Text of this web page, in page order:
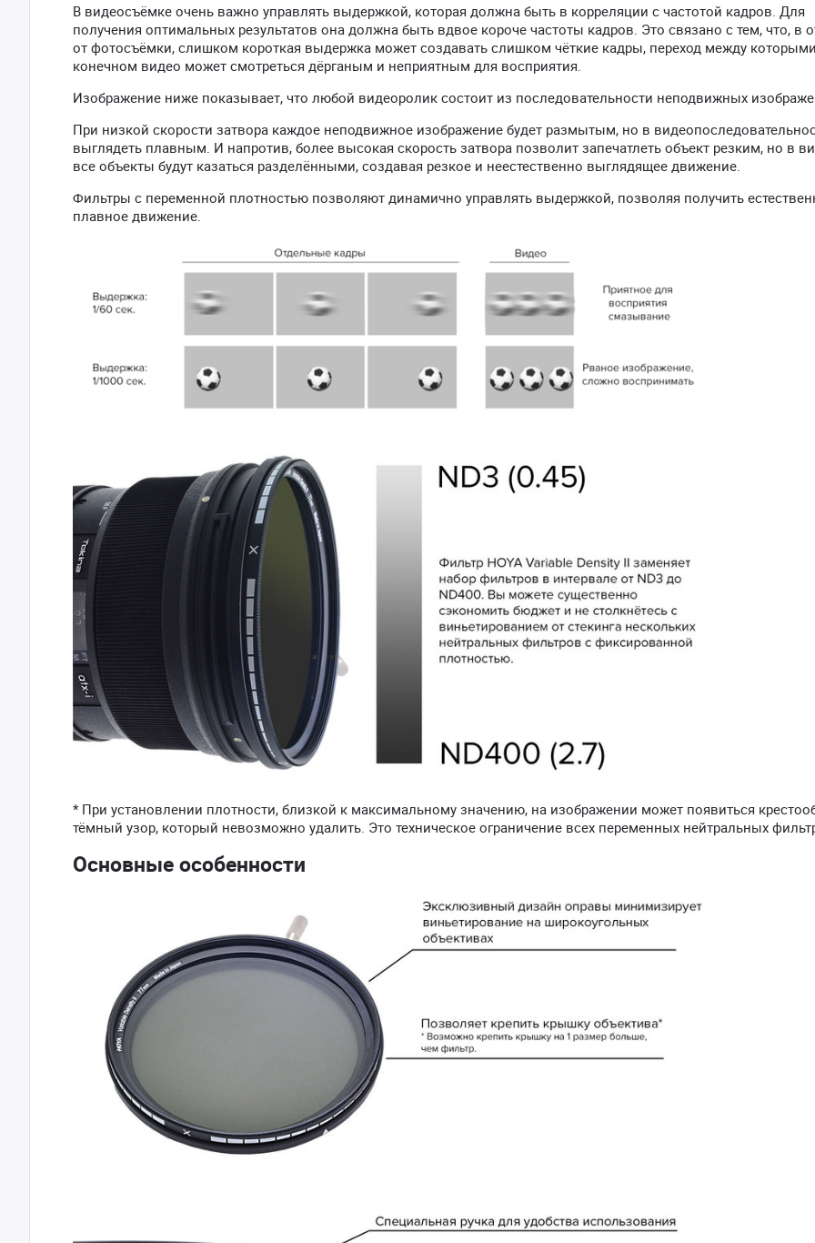
В видеосъёмке очень важно управлять выдержкой, которая должна быть в корреляции с частотой кадров. Для
получения оптимальных результатов она должна быть вдвое короче частоты кадров. Это связано с тем, что, в
от фотосъёмки, слишком короткая выдержка может создавать слишком чёткие кадры, переход между
конечном видео может смотреться дёрганым и неприятным для восприятия.
Изображение ниже показывает, что любой видеоролик состоит из последовательности неподвижных
При низкой скорости затвора каждое неподвижное изображение будет размытым, но в
выглядеть плавным. И напротив, более высокая скорость затвора позволит запечатлеть объект резким, но в
все объекты будут казаться разделёнными, создавая резкое и неестественно выглядящее движение.
Фильтры с переменной плотностью позволяют динамично управлять выдержкой, позволяя получить
плавное движение.
* При установлении плотности, близкой к максимальному значению, на изображении может появиться
тёмный узор, который невозможно удалить. Это техническое ограничение всех переменных нейтральных
Основные особенности